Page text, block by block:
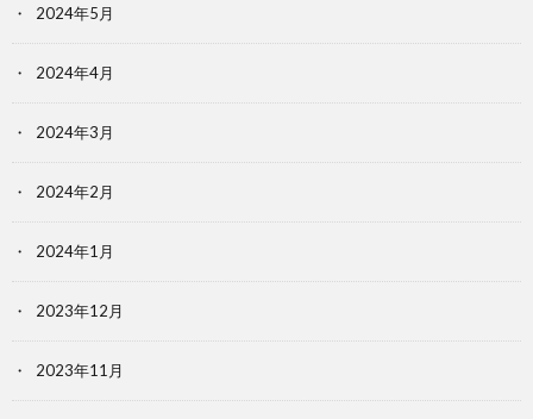
2024年5月
2024年4月
2024年3月
2024年2月
2024年1月
2023年12月
2023年11月